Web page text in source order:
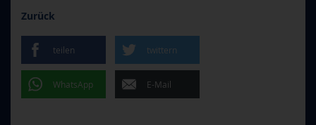
Zurück
teilen twittern
WhatsApp E-Mail